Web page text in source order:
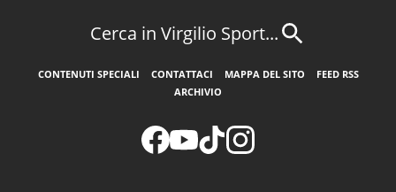
Cerca in Virgilio Sport...
CONTENUTI SPECIALI CONTATTACI MAPPA DEL SITO
FEED RSS
ARCHIVIO